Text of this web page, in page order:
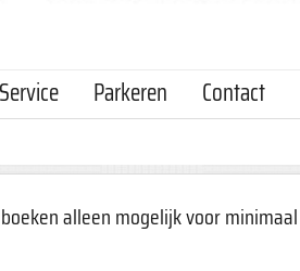
Service Parkeren Contact
alleen mogelijk voor